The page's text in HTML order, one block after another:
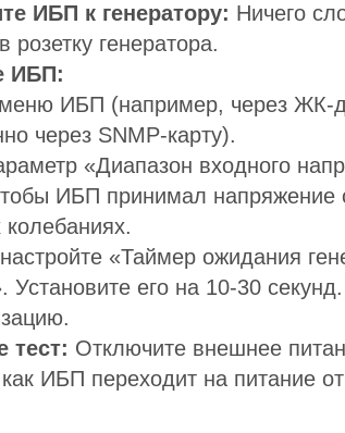
ИБП к генератору: Ничего
розетку генератора.
ИБП:
ИБП (например, через ЖК-
через SNMP-карту).
«Диапазон входного
ИБП принимал напряжение
«Таймер ожидания
Установите его на 10-30
тест: Отключите внешнее
ИБП переходит на питание